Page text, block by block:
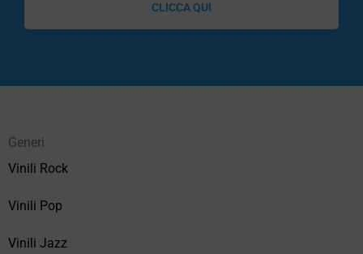
CLICCA QUI
Generi
Vinili Rock
Vinili Pop
Vinili Jazz